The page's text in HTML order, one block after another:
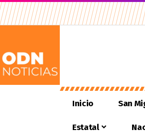
Inicio San
Estatal